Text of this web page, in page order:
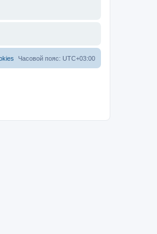
Часовой пояс: UTC+03:00